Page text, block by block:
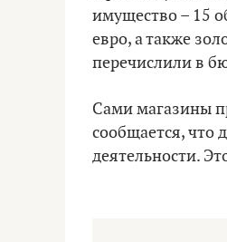
имущество – 15
евро, а также
перечислили в
Сами магазины
сообщается, что
деятельности.